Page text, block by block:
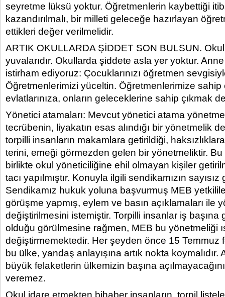
seyretme lüksü yoktur. Öğretmenlerin kaybettiği
kazandırılmalı, bir milleti geleceğe hazırlayan
ettikleri değer verilmelidir.
ARTIK OKULLARDA ŞİDDET SON BULSUN.
yuvalarıdır. Okullarda şiddete asla yer yoktur.
istirham ediyoruz: Çocuklarınızı öğretmen
Öğretmenlerimizi yüceltin. Öğretmenlerimize sahip
evlatlarınıza, onların geleceklerine sahip çıkmak
Yönetici atamaları: Mevcut yönetici atama
tecrübenin, liyakatın esas alındığı bir yönetmelik
torpilli insanların makamlara getirildiği,
terini, emeği görmezden gelen bir yönetmeliktir.
birlikte okul yöneticiliğine ehil olmayan kişiler
tacı yapılmıştır. Konuyla ilgili sendikamızın
Sendikamız hukuk yoluna başvurmuş MEB
görüşme yapmış, eylem ve basın açıklamaları ile
değiştirilmesini istemiştir. Torpilli insanlar iş başına
olduğu görülmesine rağmen, MEB bu yönetmeliği
değiştirmemektedir. Her şeyden önce 15 Temmuz
bu ülke, yandaş anlayışına artık nokta
büyük felaketlerin ülkemizin başına
veremez.
Okul idare etmekten bihaber insanların, torpil